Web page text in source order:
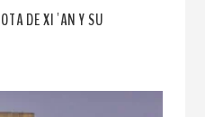
DE XI´AN Y SU